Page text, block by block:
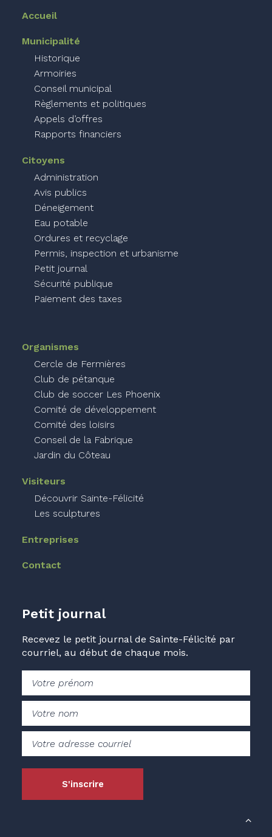
Accueil
Municipalité
Historique
Armoiries
Conseil municipal
Règlements et politiques
Appels d’offres
Rapports financiers
Citoyens
Administration
Avis publics
Déneigement
Eau potable
Ordures et recyclage
Permis, inspection et urbanisme
Petit journal
Sécurité publique
Paiement des taxes
Organismes
Cercle de Fermières
Club de pétanque
Club de soccer Les Phoenix
Comité de développement
Comité des loisirs
Conseil de la Fabrique
Jardin du Côteau
Visiteurs
Découvrir Sainte-Félicité
Les sculptures
Entreprises
Contact
Petit journal
Recevez le petit journal de Sainte-Félicité par
courriel, au début de chaque mois.